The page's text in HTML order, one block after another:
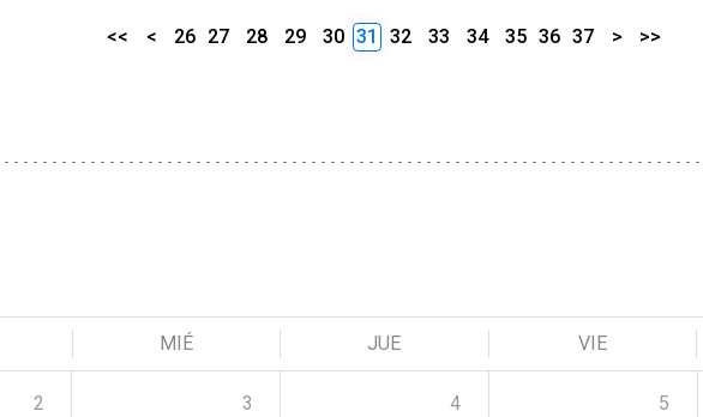
<< < 26 27 28 29 30 31 32 33 34 35 36 37 > >>
MIÉ JUE VIE
2 3 4 5